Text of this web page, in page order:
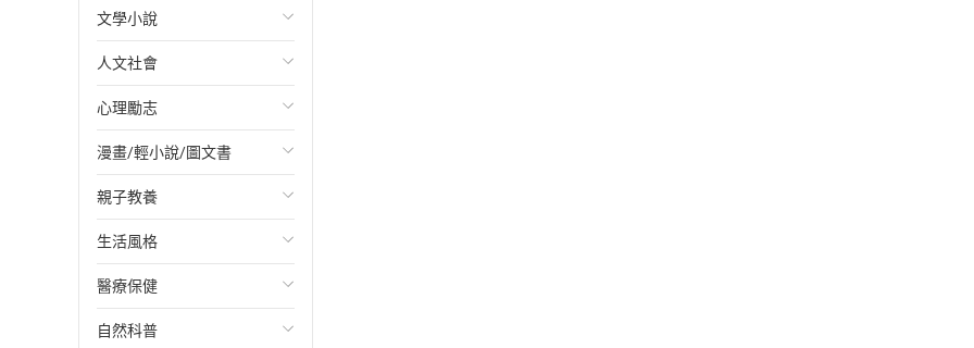
投資理財
經濟/趨勢
財務/金融
管理/領導
職場工作術
成功法
行銷/廣告
傳記
文學小說
歐美文學
日本文學
韓國文學
華文文學
經典文學
成長/家庭生活小說
懸疑/推理小說
人文社會
國際關係
政治
社會科學
台灣/中國歷史
日/韓歷史
其他歷史/史學
心理勵志
心靈成長/情緒
人際關係
兩性關係
心理學
漫畫/輕小說/圖文書
輕小說
奇幻/科幻
愛情故事
職場/社會寫實
親子教養
教育現場
兒童文學/故事
兒童科普/學習
生活風格
飲食/食譜
健身/美顏
醫療保健
健康/養生
自然科普